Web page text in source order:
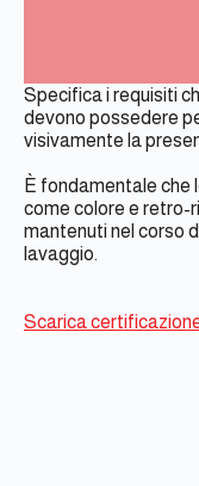
Specifica i requisiti
devono possedere
visivamente la
È fondamentale che
come colore e retro-
mantenuti nel corso
lavaggio.
Scarica